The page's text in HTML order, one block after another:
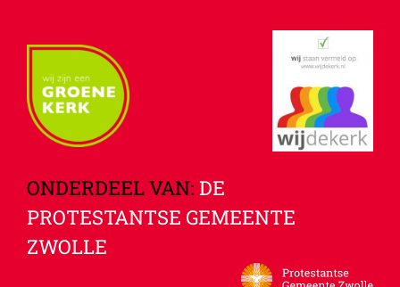
ONDERDEEL VAN: DE
PROTESTANTSE GEMEENTE
ZWOLLE